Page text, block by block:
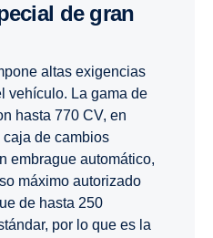
altas exigencias
vehículo. La gama de
hasta 770 CV, en
de cambios
embrague automático,
máximo autorizado
de hasta 250
por lo que es la